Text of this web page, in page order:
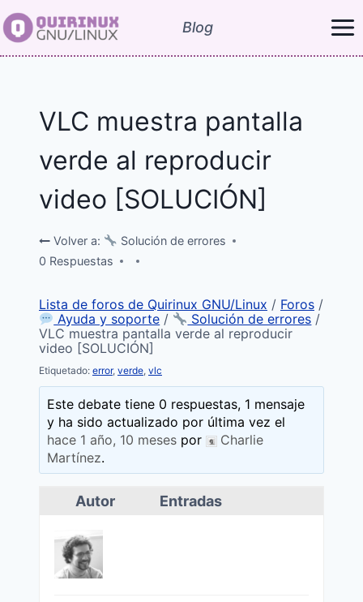
Saltar
al
Blog
VLC muestra pantalla
verde al reproducir
video [SOLUCIÓN]
Volver a:
Solución de errores
0 Respuestas
Lista de foros de Quirinux GNU/Linux / Foros /
Ayuda y soporte / Solución de errores /
VLC muestra pantalla verde al reproducir
video [SOLUCIÓN]
Etiquetado: error, verde, vlc
Este debate tiene 0 respuestas, 1 mensaje
y ha sido actualizado por última vez el
hace 1 año, 10 meses por
Charlie
Martínez.
Autor Entradas